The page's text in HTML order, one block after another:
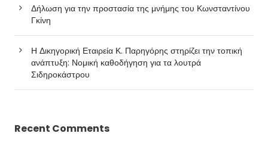
Δήλωση για την προστασία της μνήμης του Κωνσταντίνου
Γκίνη
Η Δικηγορική Εταιρεία Κ. Παρηγόρης στηρίζει την τοπική
ανάπτυξη: Νομική καθοδήγηση για τα λουτρά
Σιδηροκάστρου
Recent Comments